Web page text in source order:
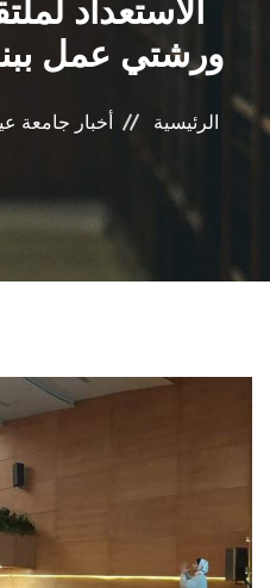
الاستعداد
ورشتي عمل
الرئيسية أخبار